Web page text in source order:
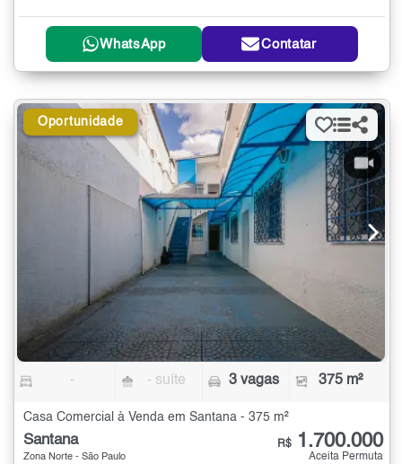
WhatsApp Contatar
Oportunidade
- - suíte 3 vagas 375 m²
Casa Comercial à Venda em Santana - 375 m²
Santana
Zona Norte - São Paulo
R$ 1.700.000
Aceita Permuta